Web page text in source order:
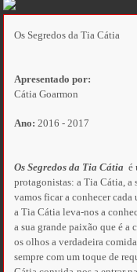
Os Segredos da Tia Cátia
Apresentado por:
Cátia Goarmon
Ano: 2016 - 2017
Os Segredos da Tia Cátia é
protagonistas: a Tia Cátia, a
vamos ficar a conhecer cada
a Tia Cátia leva-nos a
a sua grande paixão que é a
os olhos a verdadeira
sempre com um toque de